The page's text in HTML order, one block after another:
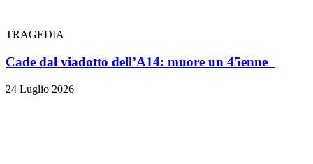
TRAGEDIA
Cade dal viadotto dell’A14: muore un 45enne
24 Luglio 2026